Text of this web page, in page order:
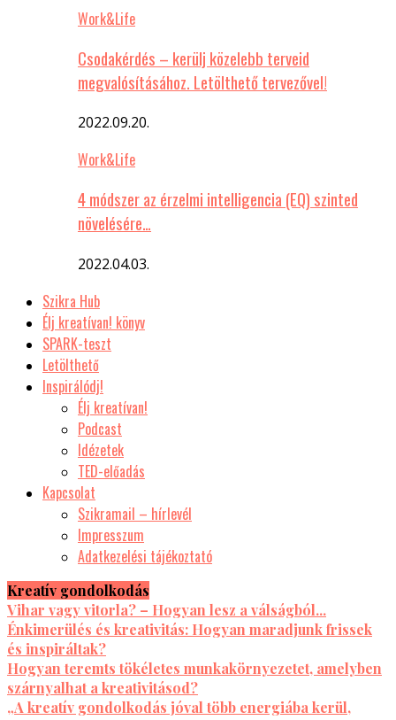
Work&Life
Csodakérdés – kerülj közelebb terveid
megvalósításához. Letölthető tervezővel!
2022.09.20.
Work&Life
4 módszer az érzelmi intelligencia (EQ) szinted
növelésére…
2022.04.03.
Szikra Hub
Élj kreatívan! könyv
SPARK-teszt
Letölthető
Inspirálódj!
Élj kreatívan!
Podcast
Idézetek
TED-előadás
Kapcsolat
Szikramail – hírlevél
Impresszum
Adatkezelési tájékoztató
Kreatív gondolkodás
Vihar vagy vitorla? – Hogyan lesz a válságból...
Énkimerülés és kreativitás: Hogyan maradjunk frissek
és inspiráltak?
Hogyan teremts tökéletes munkakörnyezetet, amelyben
szárnyalhat a kreativitásod?
„A kreatív gondolkodás jóval több energiába kerül,